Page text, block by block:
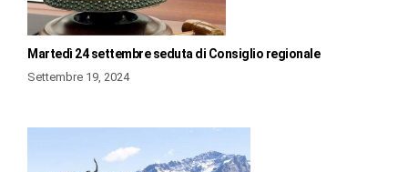
Martedì 24 settembre seduta di Consiglio regionale
Settembre 19, 2024